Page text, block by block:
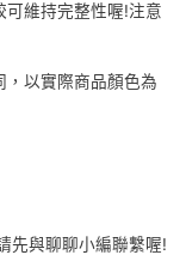
可維持完整性喔!注意
，以實際商品顏色為
先與聊聊小編聯繫喔!